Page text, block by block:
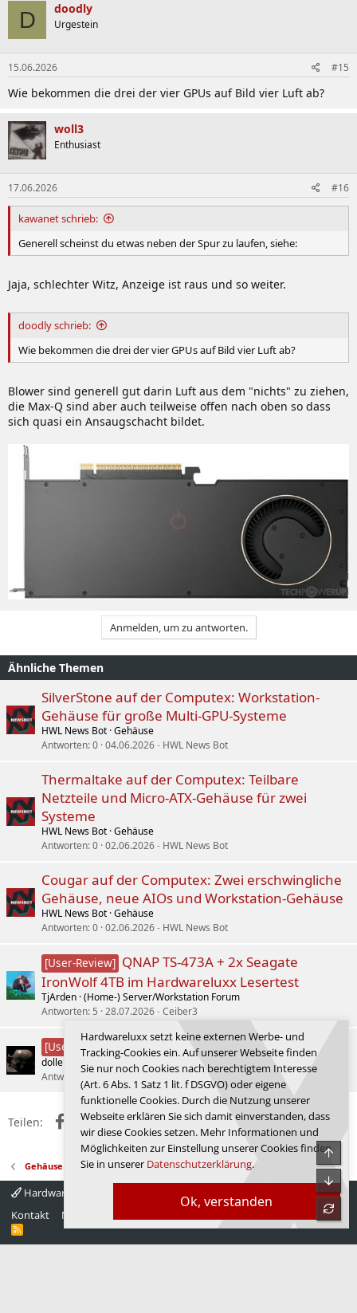
D doodly
Urgestein
15.06.2026 #15
Wie bekommen die drei der vier GPUs auf Bild vier Luft ab?
woll3
Enthusiast
17.06.2026 #16
kawanet schrieb:
Generell scheinst du etwas neben der Spur zu laufen, siehe:
Jaja, schlechter Witz, Anzeige ist raus und so weiter.
doodly schrieb:
Wie bekommen die drei der vier GPUs auf Bild vier Luft ab?
Blower sind generell gut darin Luft aus dem "nichts" zu ziehen,
die Max-Q sind aber auch teilweise offen nach oben so dass
sich quasi ein Ansaugschacht bildet.
Anmelden, um zu antworten.
Ähnliche Themen
SilverStone auf der Computex: Workstation-
Gehäuse für große Multi-GPU-Systeme
HWL News Bot Gehäuse
Antworten 0 04.06.2026 HWL News Bot
Thermaltake auf der Computex: Teilbare
Netzteile und Micro-ATX-Gehäuse für zwei
Systeme
HWL News Bot Gehäuse
Antworten 0 02.06.2026 HWL News Bot
Cougar auf der Computex: Zwei erschwingliche
Gehäuse, neue AIOs und Workstation-Gehäuse
HWL News Bot Gehäuse
Antworten 0 02.06.2026 HWL News Bot
[User-Review] QNAP TS-473A + 2x Seagate
IronWolf 4TB im Hardwareluxx Lesertest
TjArden (Home-) Server/Workstation Forum
Antworten 5 28.07.2026 Ceiber3
[User-Review] HUAWEI Mate Pad 11.5 (2025)
doller12194
Smartphones, Tablets und klassische Mobiltelefone
Antworten 0 21.02.2026 doller12194
Teilen: FacebookX (Twitter)
RedditWhatsApp
E-MailLink
Gehäuse
Hardwareluxx 4.0
Kontakt
Nutzungsbedingungen Startseite
R
S
Ok, verstanden
Hardwareluxx setzt keine externen Werbe- und
Tracking-Cookies ein. Auf unserer Webseite finden
Sie nur noch Cookies nach berechtigtem Interesse
(Art. 6 Abs. 1 Satz 1 lit. f DSGVO) oder eigene
funktionelle Cookies. Durch die Nutzung unserer
Webseite erklären Sie sich damit einverstanden, dass
wir diese Cookies setzen. Mehr Informationen und
Möglichkeiten zur Einstellung unserer Cookies finden
Sie in unserer Datenschutzerklärung.